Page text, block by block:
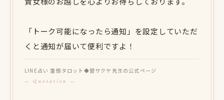
「トーク可能になったら通知」を設定していただ
くと通知が届いて便利ですよ！
LINE占い 霊感タロット◆碧サクヤ先生の公式ページ